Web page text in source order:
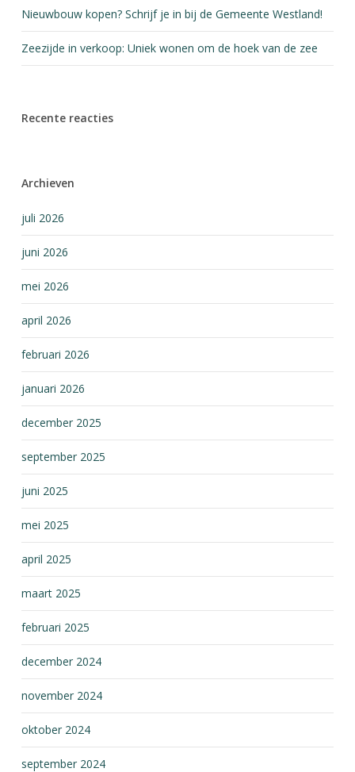
Nieuwbouw kopen? Schrijf je in bij de Gemeente Westland!
Zeezijde in verkoop: Uniek wonen om de hoek van de zee
Recente reacties
Archieven
juli 2026
juni 2026
mei 2026
april 2026
februari 2026
januari 2026
december 2025
september 2025
juni 2025
mei 2025
april 2025
maart 2025
februari 2025
december 2024
november 2024
oktober 2024
september 2024